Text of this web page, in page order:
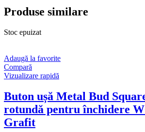
Produse similare
Stoc epuizat
Adaugă la favorite
Compară
Vizualizare rapidă
Buton ușă Metal Bud
rotundă pentru închidere
Grafit